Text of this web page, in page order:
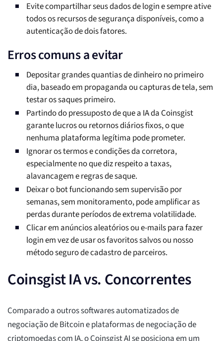
Evite compartilhar seus dados de login e sempre ative
todos os recursos de segurança disponíveis, como a
autenticação de dois fatores.
Erros comuns a evitar
Depositar grandes quantias de dinheiro no primeiro
dia, baseado em propaganda ou capturas de tela, sem
testar os saques primeiro.
Partindo do pressuposto de que a IA da Coinsgist
garante lucros ou retornos diários fixos, o que
nenhuma plataforma legítima pode prometer.
Ignorar os termos e condições da corretora,
especialmente no que diz respeito a taxas,
alavancagem e regras de saque.
Deixar o bot funcionando sem supervisão por
semanas, sem monitoramento, pode amplificar as
perdas durante períodos de extrema volatilidade.
Clicar em anúncios aleatórios ou e-mails para fazer
login em vez de usar os favoritos salvos ou nosso
método seguro de cadastro de parceiros.
Coinsgist IA vs. Concorrentes
Comparado a outros softwares automatizados de
negociação de Bitcoin e plataformas de negociação de